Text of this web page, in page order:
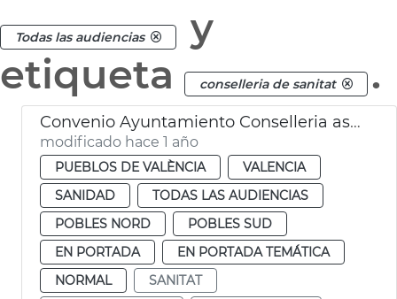
Todas las audiencias
y
etiqueta
conselleria de sanitat .
Convenio Ayuntamiento Conselleria asistencia médica pedanías València
modificado hace 1 año
PUEBLOS DE VALÈNCIA
VALENCIA
SANIDAD
TODAS LAS AUDIENCIAS
POBLES NORD
POBLES SUD
EN PORTADA
EN PORTADA TEMÁTICA
NORMAL
SANITAT